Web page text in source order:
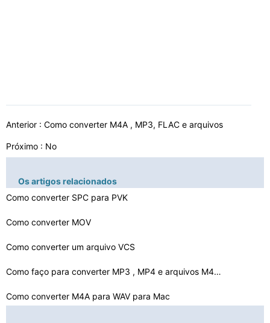
Anterior : Como converter M4A , MP3, FLAC e arquivos
Próximo : No
Os artigos relacionados
Como converter SPC para PVK
Como converter MOV
Como converter um arquivo VCS
Como faço para converter MP3 , MP4 e arquivos M4A para…
Como converter M4A para WAV para Mac